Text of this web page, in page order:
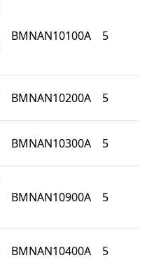
BMNAN10100A 5
BMNAN10200A 5
BMNAN10300A 5
BMNAN10900A 5
BMNAN10400A 5